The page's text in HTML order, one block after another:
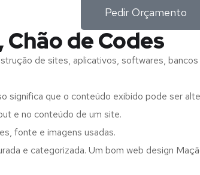
Pedir Orçamento
de Codes
de sites, aplicativos, softwares,
significa que o conteúdo exibido pode ser
e no conteúdo de um site.
fonte e imagens usadas.
e categorizada. Um bom web design